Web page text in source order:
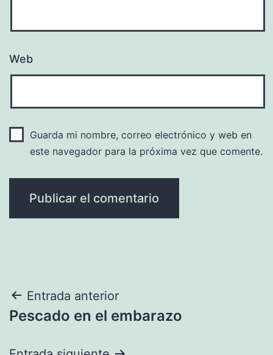
Web
Guarda mi nombre, correo electrónico y web en
este navegador para la próxima vez que comente.
Navegación
de
Entrada anterior
Pescado en el embarazo